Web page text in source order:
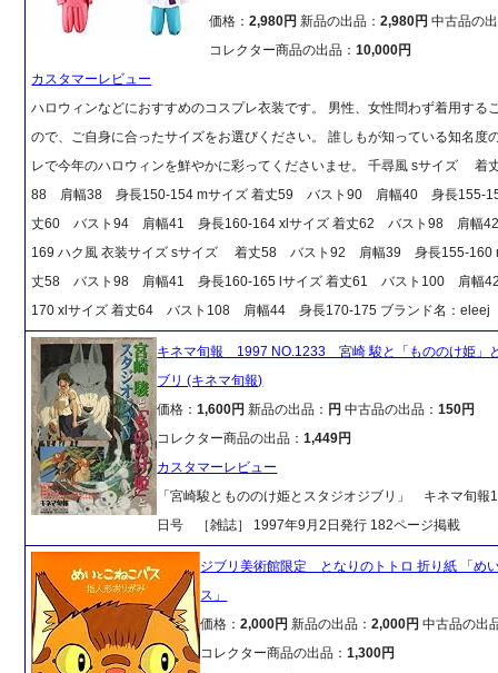
価格：2,980円新品の出品：2,980円 中古品の
コレクター商品の出品：10,000円
カスタマーレビュー
ハロウィンなどにおすすめのコスプレ衣装です。 男性、女性問わず着用する
ので、ご自身に合ったサイズをお選びください。 誰しもが知っている知名度
レで今年のハロウィンを鮮やかに彩ってくださいませ。 千尋風 sサイズ
88 肩幅38 身長150-154 mサイズ 着丈59 バスト90 肩幅40 身長155-
丈60 バスト94 肩幅41 身長160-164 xlサイズ 着丈62 バスト98 肩幅
169 ハク風 衣装サイズ sサイズ 着丈58 バスト92 肩幅39 身長155-160
丈58 バスト98 肩幅41 身長160-165 lサイズ 着丈61 バスト100 肩幅
170 xlサイズ 着丈64 バスト108 肩幅44 身長170-175 ブランド名：eleej
キネマ旬報 1997 NO.1233 宮崎 駿と「もののけ姫」
ブリ (キネマ旬報)
価格：1,600円新品の出品： 円 中古品の出品：150円
コレクター商品の出品：1,449円
カスタマーレビュー
「宮崎駿ともののけ姫とスタジオジブリ」 キネマ旬報
日号 ［雑誌］ 1997年9月2日発行 182ページ掲載
ジブリ美術館限定 となりのトトロ 折り紙 「め
ス」
価格：2,000円新品の出品：2,000円 中古品の出
コレクター商品の出品：1,300円